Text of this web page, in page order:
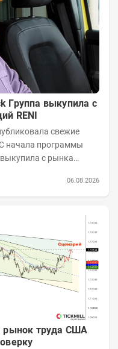
Группа выкупила с
RENI
свежие
начала программы
с рынка
06.08.2026
рынок труда США